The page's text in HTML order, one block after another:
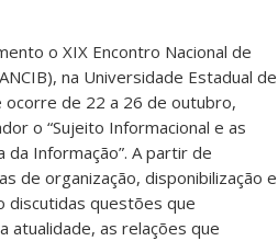
o XIX Encontro Nacional de
na Universidade Estadual de
ocorre de 22 a 26 de outubro,
o “Sujeito Informacional e as
da Informação”. A partir de
de organização, disponibilização e
discutidas questões que
atualidade, as relações que